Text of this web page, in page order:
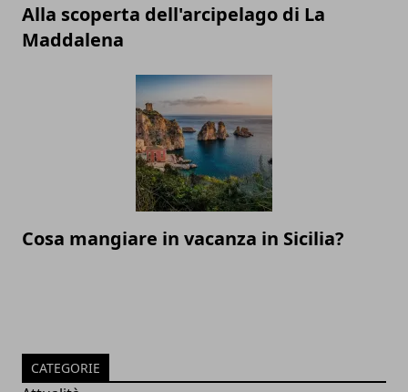
Alla scoperta dell'arcipelago di La
Maddalena
Cosa mangiare in vacanza in Sicilia?
CATEGORIE